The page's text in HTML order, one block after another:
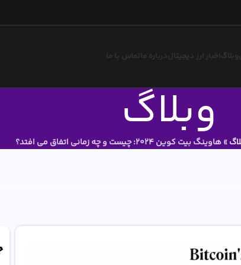
وبلاگ اخبار ارز دیجیتالدرباره ماتماس با ما
وبلاگ »هاوینگ بیت کوین 2024: چیست و چه زمانی اتفاق می افتد؟